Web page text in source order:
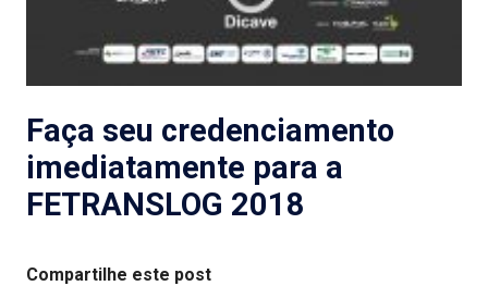
Faça seu credenciamento
imediatamente para a
FETRANSLOG 2018
Compartilhe este post